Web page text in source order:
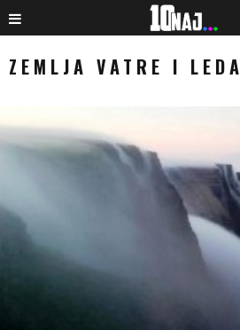
ZEMLJA VATRE I LEDA